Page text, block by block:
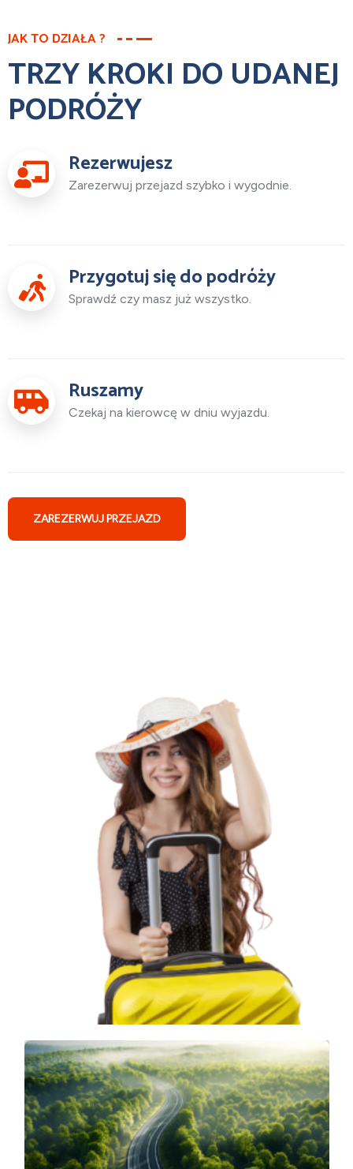
JAK TO DZIAŁA ?
TRZY KROKI DO UDANEJ
PODRÓŻY
Rezerwujesz
Zarezerwuj przejazd szybko i wygodnie.
Przygotuj się do podróży
Sprawdź czy masz już wszystko.
Ruszamy
Czekaj na kierowcę w dniu wyjazdu.
ZAREZERWUJ PRZEJAZD